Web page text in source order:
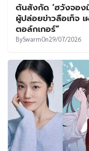
ต้นสังกัด ‘ฮวังจอง
ผู้ปล่อยข่าวลือเท็จ
ตอล์กเกอร์”
BySwarmOn29/07/2026